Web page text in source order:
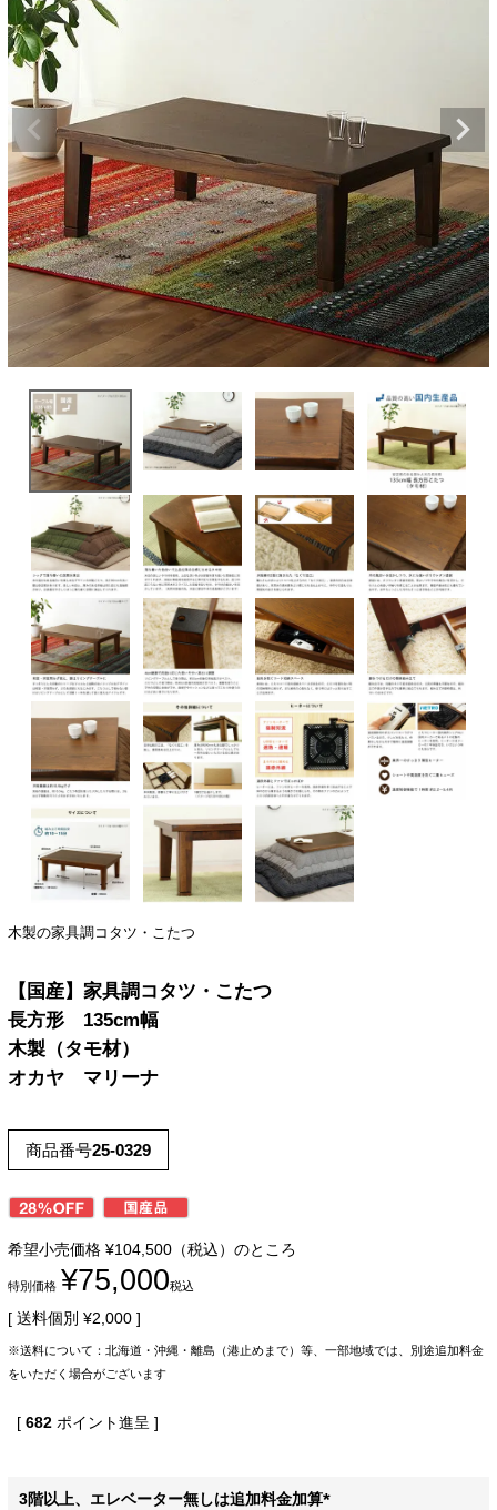
木製の家具調コタツ・こたつ
【国産】家具調コタツ・こたつ
長方形 135cm幅
木製（タモ材）
オカヤ マリーナ
商品番号25-0329
希望小売価格 ¥104,500 （税込）のところ
特別価格 ¥75,000税込
送料個別 ¥2,000
※送料について：北海道・沖縄・離島（港止めまで）等、一部地域では、別途追加料金
をいただく場合がございます
[ 682 ポイント進呈 ]
3階以上、エレベーター無しは追加料金加算